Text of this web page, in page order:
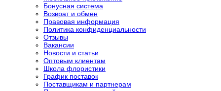
Бонусная система
Возврат и обмен
Правовая информация
Политика конфиденциальности
Отзывы
Вакансии
Новости и статьи
Оптовым клиентам
Школа флористики
График поставок
Поставщикам и партнерам